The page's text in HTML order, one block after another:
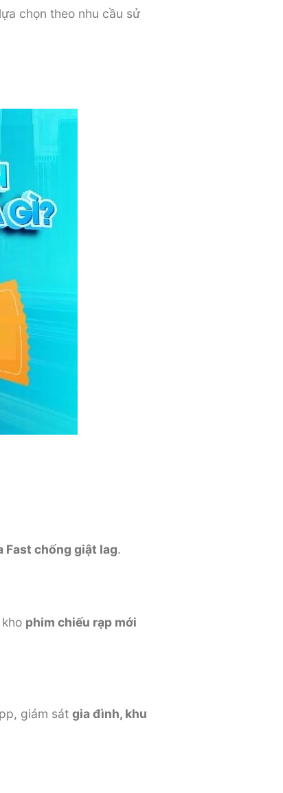
chọn theo nhu cầu sử
Fast chống giật lag.
kho phim chiếu rạp mới
giám sát gia đình, khu